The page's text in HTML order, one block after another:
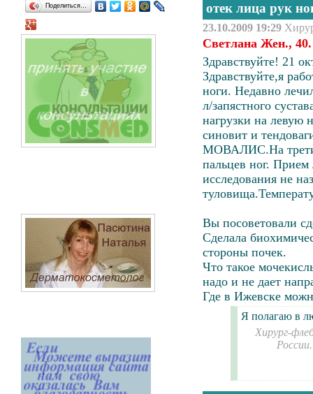
отек лица рук
23.10.2009 19:29
Светлана Жен.,
Здравствуйте! 21
Здравствуйте,я
ноги. Недавно
л/запястного
нагрузки на левую
синовит и
МОВАЛИС.На
пальцев ног. Прием
исследования не
Вы посоветовали
Сделала
стороны почек.
Что такое
надо и не дает
Где в Ижевске
Я полагаю в
Хирург-
Поделиться…